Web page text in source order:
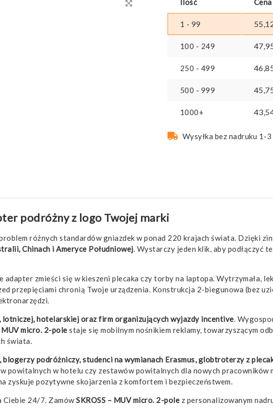
1 - 99
100 - 249
250 - 499
500 - 999
1000+
Wysyłka bez nadruku 1-
podróżny z logo Twojej marki
różnych standardów gniazdek w ponad 220 krajach świata. Dzięki
Chinach i Ameryce Południowej. Wystarczy jeden klik, aby podłączyć
adapter zmieści się w kieszeni plecaka czy torby na laptopa. Wytrzymała,
przepięciami chronią Twoje urządzenia. Konstrukcja 2-biegunowa (bez
hotelarskiej oraz firm organizujących wyjazdy incentive.
MUV micro. 2-pole staje się mobilnym nośnikiem reklamy, towarzyszącym
świata.
blogerzy podróżniczy, studenci na wymianach Erasmus, globtroterzy z
powitalnych w hotelu czy zestawów powitalnych dla nowych
zyskuje pozytywne skojarzenia z komfortem i bezpieczeństwem.
Ciebie 24/7. ZamówSKROSS – MUV micro. 2-pole z personalizowanym